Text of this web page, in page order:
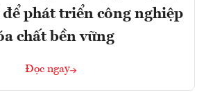
phát triển công nghiệp
chất bền vững
Đọc ngay